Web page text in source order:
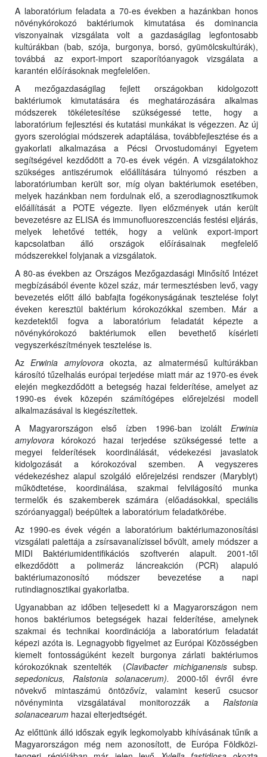
A laboratórium feladata a 70-es években a hazánkban honos
növénykórokozó baktériumok kimutatása és dominancia
viszonyainak vizsgálata volt a gazdaságilag legfontosabb
kultúrákban (bab, szója, burgonya, borsó, gyümölcskultúrák),
továbbá az export-import szaporítóanyagok vizsgálata a
karantén előírásoknak megfelelően.
A mezőgazdaságilag fejlett országokban kidolgozott
baktériumok kimutatására és meghatározására alkalmas
módszerek tökéletesítése szükségessé tette, hogy a
laboratórium fejlesztési és kutatási munkákat is végezzen. Az új
gyors szerológiai módszerek adaptálása, továbbfejlesztése és a
gyakorlati alkalmazása a Pécsi Orvostudományi Egyetem
segítségével kezdődött a 70-es évek végén. A vizsgálatokhoz
szükséges antiszérumok előállítására túlnyomó részben a
laboratóriumban került sor, míg olyan baktériumok esetében,
melyek hazánkban nem fordulnak elő, a szerodiagnosztikumok
előállítását a POTE végezte. Ilyen előzmények után került
bevezetésre az ELISA és immunofluoreszcenciás festési eljárás,
melyek lehetővé tették, hogy a velünk export-import
kapcsolatban álló országok előírásainak megfelelő
módszerekkel folyjanak a vizsgálatok.
A 80-as években az Országos Mezőgazdasági Minősítő Intézet
megbízásából évente közel száz, már termesztésben levő, vagy
bevezetés előtt álló babfajta fogékonyságának tesztelése folyt
éveken keresztül baktérium kórokozókkal szemben. Már a
kezdetektől fogva a laboratórium feladatát képezte a
növénykórokozó baktériumok ellen bevethető kísérleti
vegyszerkészítmények tesztelése is.
AzErwinia amylovoraokozta, az almatermésű kultúrákban
károsító tűzelhalás európai terjedése miatt már az 1970-es évek
elején megkezdődött a betegség hazai felderítése, amelyet az
1990-es évek közepén számítógépes előrejelzési modell
alkalmazásával is kiegészítettek.
A Magyarországon első ízben 1996-ban izolált Erwinia
amylovora kórokozó hazai terjedése szükségessé tette a
megyei felderítések koordinálását, védekezési javaslatok
kidolgozását a kórokozóval szemben. A vegyszeres
védekezéshez alapul szolgáló előrejelzési rendszer (Maryblyt)
működtetése, koordinálása, szakmai felvilágosító munka
termelők és szakemberek számára (előadásokkal, speciális
szóróanyaggal) beépültek a laboratórium feladatkörébe.
Az 1990-es évek végén a laboratórium baktériumazonosítási
vizsgálati palettája a zsírsavanalízissel bővült, amely módszer a
MIDI Baktériumidentifikációs szoftverén alapult. 2001-től
elkezdődött a polimeráz láncreakción (PCR) alapuló
baktériumazonosító módszer bevezetése a napi
rutindiagnosztikai gyakorlatba.
Ugyanabban az időben teljesedett ki a Magyarországon nem
honos baktériumos betegségek hazai felderítése, amelynek
szakmai és technikai koordinációja a laboratórium feladatát
képezi azóta is. Legnagyobb figyelmet az Európai Közösségben
kiemelt fontosságúként kezelt burgonya zárlati baktériumos
kórokozóknak szentelték (Clavibacter michiganensissubsp.
sepedonicus, Ralstonia solanacerum). 2000-től évről évre
növekvő mintaszámú öntözővíz, valamint keserű csucsor
növényminta vizsgálatával monitorozzák a Ralstonia
solanacearum hazai elterjedtségét.
Az előttünk álló időszak egyik legkomolyabb kihívásának tűnik a
Magyarországon még nem azonosított, de Európa Földközi-